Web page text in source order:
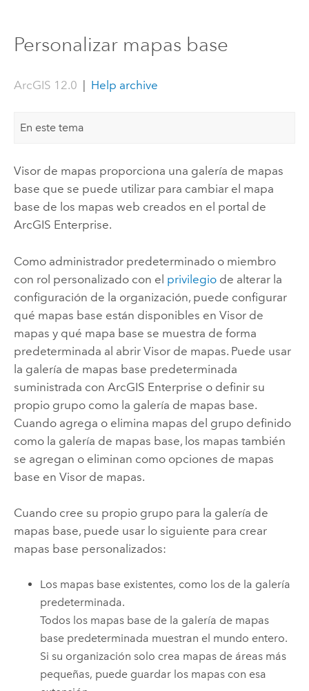
Personalizar mapas base
ArcGIS 12.0 | Help archive
En este tema
Visor de mapas proporciona una galería de mapas
base que se puede utilizar para cambiar el mapa
base de los mapas web creados en el portal de
ArcGIS Enterprise.
Como administrador predeterminado o miembro
con rol personalizado con el privilegiode alterar la
configuración de la organización, puede configurar
qué mapas base están disponibles en Visor de
mapas y qué mapa base se muestra de forma
predeterminada al abrir Visor de mapas. Puede usar
la galería de mapas base predeterminada
suministrada con ArcGIS Enterprise o definir su
propio grupo como la galería de mapas base.
Cuando agrega o elimina mapas del grupo definido
como la galería de mapas base, los mapas también
se agregan o eliminan como opciones de mapas
base en Visor de mapas.
Cuando cree su propio grupo para la galería de
mapas base, puede usar lo siguiente para crear
mapas base personalizados:
Los mapas base existentes, como los de la galería
predeterminada.
Todos los mapas base de la galería de mapas
base predeterminada muestran el mundo entero.
Si su organización solo crea mapas de áreas más
pequeñas, puede guardar los mapas con esa